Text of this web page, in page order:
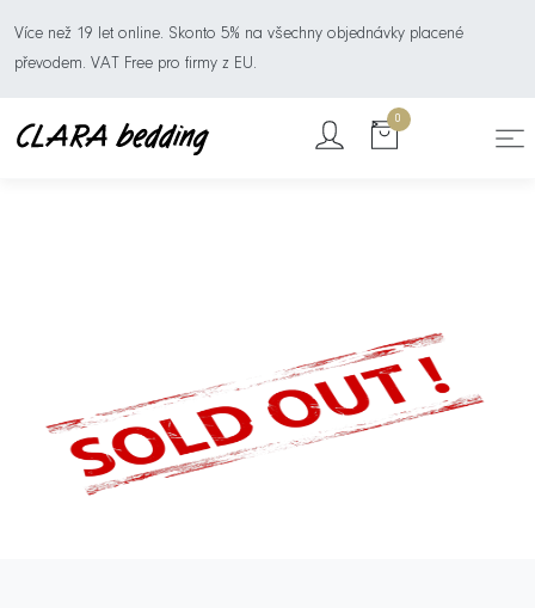
Více než 19 let online. Skonto 5% na všechny objednávky placené
převodem. VAT Free pro firmy z EU.
0